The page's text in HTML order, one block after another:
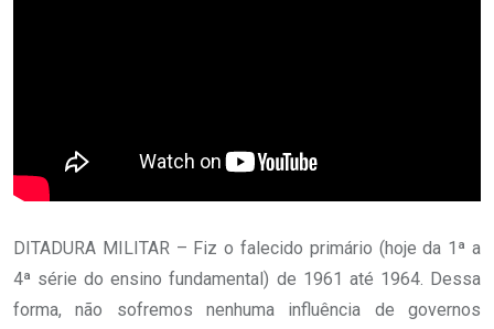
DITADURA MILITAR – Fiz o falecido primário (hoje da 1ª a
4ª série do ensino fundamental) de 1961 até 1964. Dessa
forma, não sofremos nenhuma influência de governos